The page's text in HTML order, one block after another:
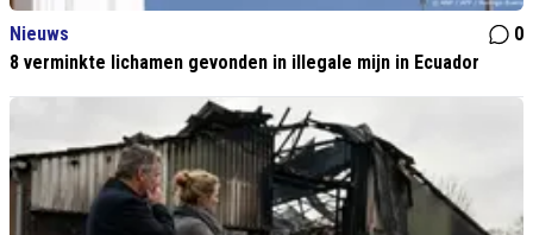
Nieuws
0
8 verminkte lichamen gevonden in illegale mijn in Ecuador